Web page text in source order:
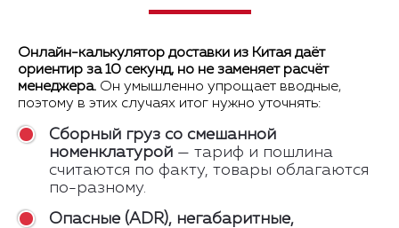
Онлайн-калькулятор доставки из Китая даёт
ориентир за 10 секунд, но не заменяет расчёт
менеджера. Он умышленно упрощает вводные,
поэтому в этих случаях итог нужно уточнять:
Сборный груз со смешанной
номенклатурой — тариф и пошлина
считаются по факту, товары облагаются
по-разному.
Опасные (ADR), негабаритные,